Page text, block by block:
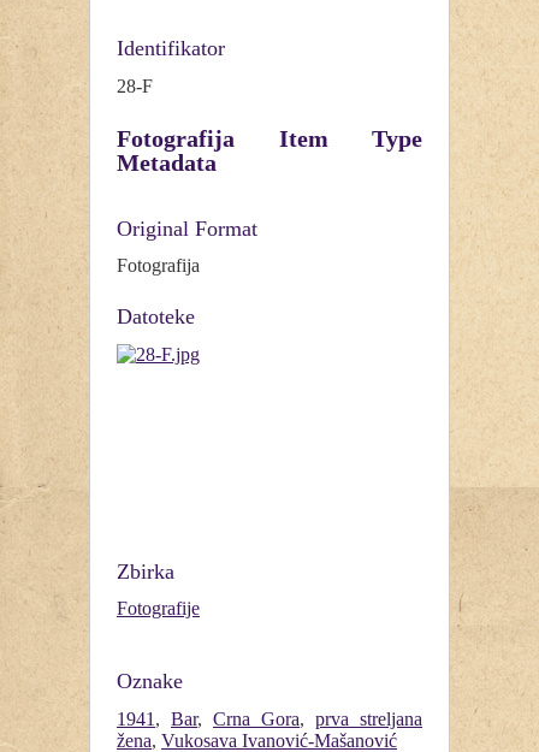
Identifikator
28-F
Fotografija Item Type
Metadata
Original Format
Fotografija
Datoteke
Zbirka
Fotografije
Oznake
1941 , Bar, Crna Gora, prva streljana
žena, Vukosava Ivanović-Mašanović